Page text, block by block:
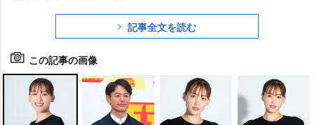
記事全文を読む
この記事の画像